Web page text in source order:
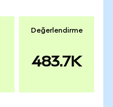
Değerlendirme
483.7K